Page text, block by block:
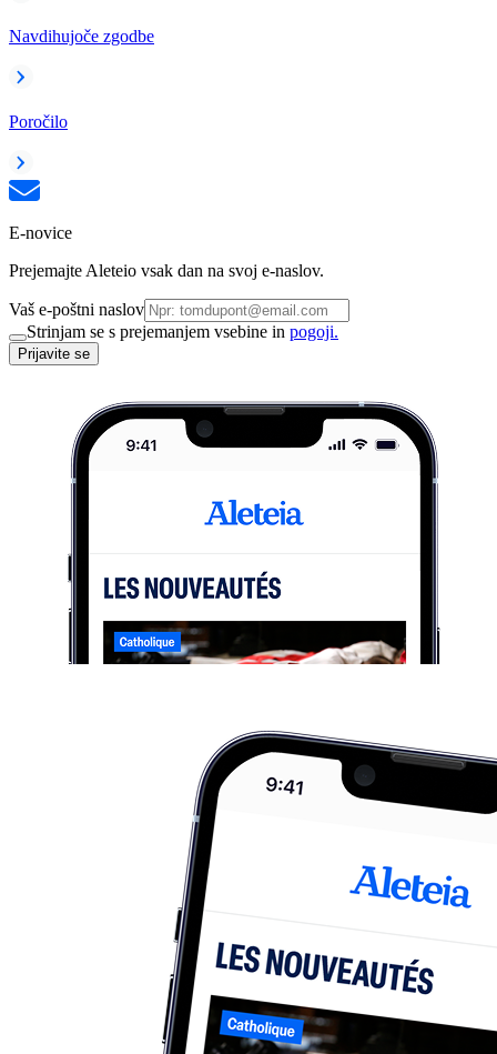
Navdihujoče zgodbe
Poročilo
E-novice
Prejemajte Aleteio vsak dan na svoj e-naslov.
Vaš e-poštni naslov
Strinjam se s prejemanjem vsebine in pogoji.
Prijavite se